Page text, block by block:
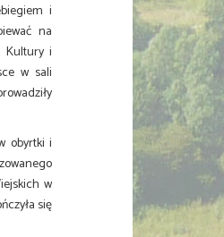
i
na
Kultury i
w sali
obyrtki i
w
się